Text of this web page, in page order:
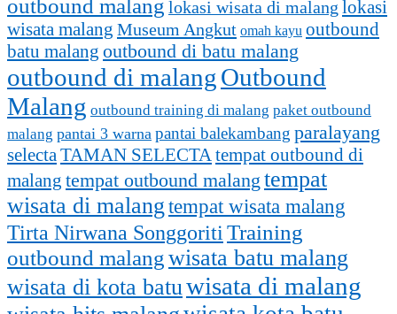
outbound malang lokasi wisata di malang lokasi
wisata malang Museum Angkut omah kayu outbound
batu malang outbound di batu malang
outbound di malangOutbound
Malang outbound training di malang paket outbound
malang pantai 3 warna pantai balekambang paralayang
selectaTAMAN SELECTAtempat outbound di
malang tempat outbound malang tempat
wisata di malangtempat wisata malang
Tirta Nirwana Songgoriti Training
outbound malangwisata batu malang
wisata di kota batuwisata di malang